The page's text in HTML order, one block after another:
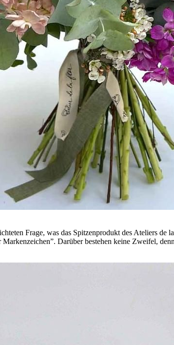
Frage, was das Spitzenprodukt des Ateliers
Darüber bestehen keine Zweifel,